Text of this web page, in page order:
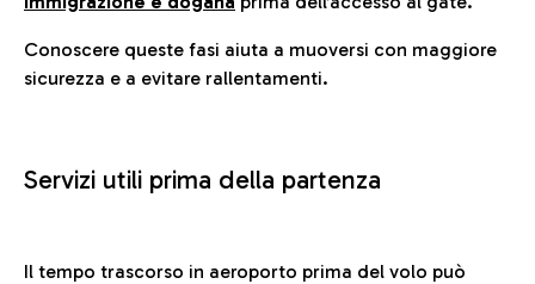
Conoscere queste fasi aiuta a muoversi con maggiore
sicurezza e a evitare rallentamenti.
Servizi utili prima della partenza
Il tempo trascorso in aeroporto prima del volo può